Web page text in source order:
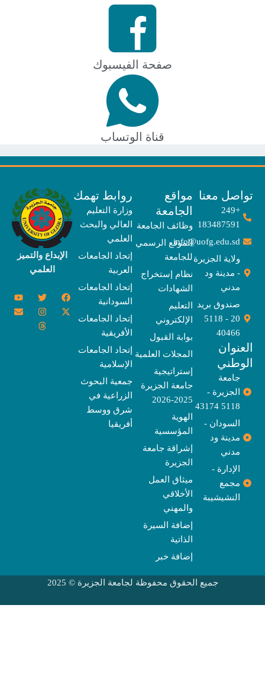
صفحة الفيسبوك
قناة الوتساب
معنا
183487591
info@uofg.edu.sd
ولاية الجزيرة
- مدينة ود
صندوق بريد
20 - 5118
الجزيرة -
السودان -
مدينة ود
الإدارة -
مجمع
النشيشيبة
مواقع
الجامعة
وظائف الجامعة
الموقع الرسمي
للجامعة
نظام إستخراج
الشهادات
التعليم
الإلكتروني
بوابة القبول
المجلات العلمية
إستراتيجية
جامعة الجزيرة
المؤسسية
إشراقة جامعة
الجزيرة
ميثاق العمل
الأخلاقي
والمهني
إضافة السيرة
إضافة خبر
روابط تهمك
وزارة التعليم
العالي والبحث
إتحاد الجامعات
العربية
إتحاد الجامعات
السودانية
إتحاد الجامعات
الأفريقية
إتحاد الجامعات
الإسلامية
جمعية البحوث
الزراعية في
شرق ووسط
الإبداع والتميز
c
e
o
T
w
i
Y
o
u
t
u
t
w
t
I
n
s
E
n
v
e
l
T
h
r
جميع الحقوق محفوظة لجامعة الجزيرة © 2025